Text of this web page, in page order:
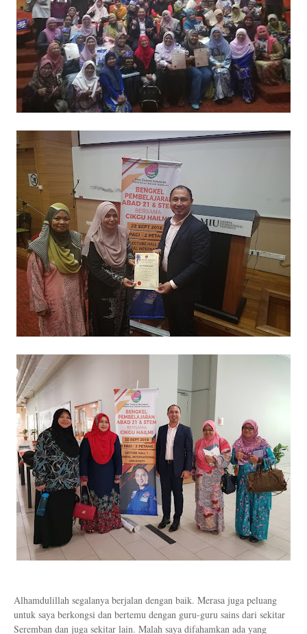
Alhamdulillah segalanya berjalan dengan baik. Merasa juga peluang
untuk saya berkongsi dan bertemu dengan guru-guru sains dari sekitar
Seremban dan juga sekitar lain. Malah saya difahamkan ada yang